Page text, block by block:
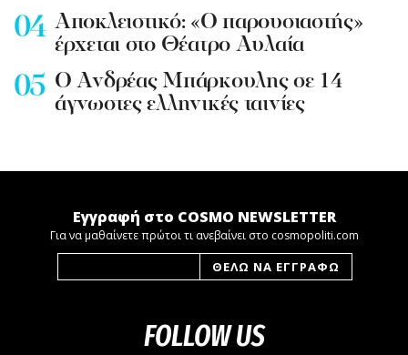
Aποκλειστικό: «Ο παρουσιαστής»
έρχεται στο Θέατρο Αυλαία
Ο Ανδρέας Μπάρκουλης σε 14
άγνωστες ελληνικές ταινίες
Εγγραφή στο COSMO NEWSLETTER
Για να μαθαίνετε πρώτοι τι ανεβαίνει στο cosmopoliti.com
FOLLOW US